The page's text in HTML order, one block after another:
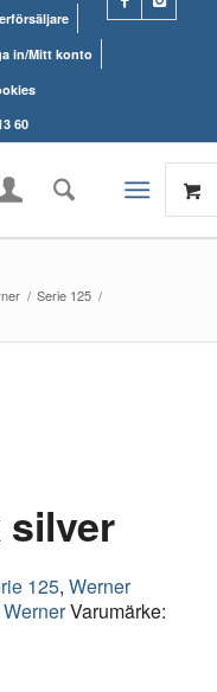
in/Mitt konto
60
/ Serie 125 /
silver
125, Werner
WernerVarumärke: